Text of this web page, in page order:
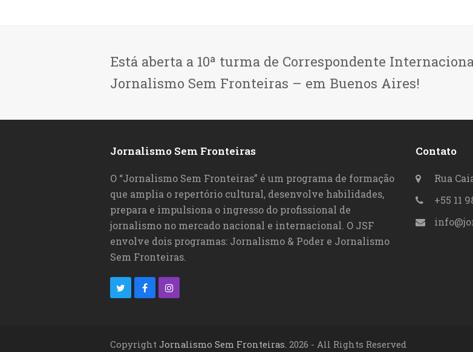
Está aberta a 10ª turma de Correspondente
Jornalismo Sem Fronteiras – em Buenos Aires!
Jornalismo Sem Fronteiras
O “Jornalismo Sem Fronteiras” é um programa de formação
que amplia o repertório cultural, desenvolve habilidades,
prepara e impulsiona o ingresso do profissional de
jornalismo no mercado nacional e internacional. O JSF
envolve dois programas: Jornalismo & Poder e Jornalismo
Sem Fronteiras.
I
Contato
Rua
+55 11
Copyright Jornalismo Sem Fronteiras. 2026 - All Rights Reserved